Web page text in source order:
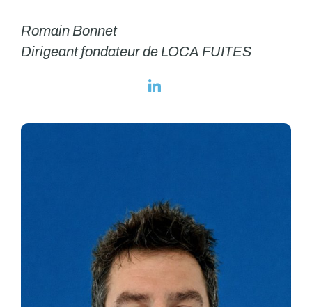
Romain Bonnet
Dirigeant fondateur de LOCA FUITES